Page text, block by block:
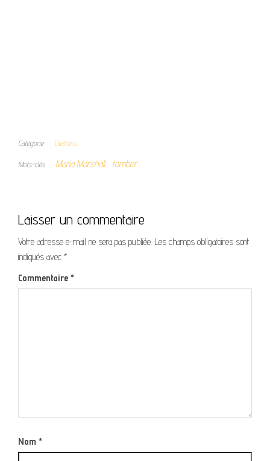
Catégorie Citations
Mots-clés Maria Marshall tomber
Laisser un commentaire
Votre adresse e-mail ne sera pas publiée. Les champs obligatoires sont
indiqués avec *
Commentaire *
Nom *